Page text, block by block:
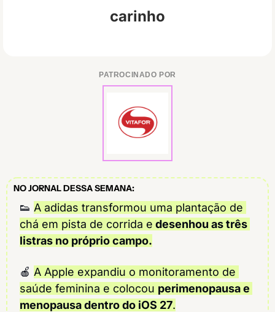
carinho
PATROCINADO POR
NO JORNAL DESSA SEMANA:
👟 A adidas transformou uma plantação de
chá em pista de corrida e desenhou as três
listras no próprio campo.
🍎 A Apple expandiu o monitoramento de
saúde feminina e colocou perimenopausa e
menopausa dentro do iOS 27.